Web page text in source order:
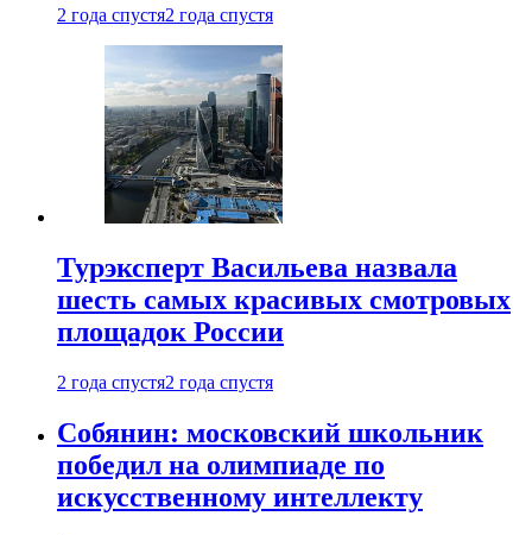
2 года спустя2 года спустя
Турэксперт Васильева назвала
шесть самых красивых смотровых
площадок России
2 года спустя2 года спустя
Собянин: московский школьник
победил на олимпиаде по
искусственному интеллекту